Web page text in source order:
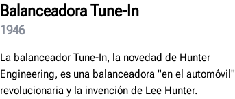
Balanceadora Tune-In
1946
La balanceador Tune-In, la novedad de Hunter
Engineering, es una balanceadora "en el automóvil"
revolucionaria y la invención de Lee Hunter.